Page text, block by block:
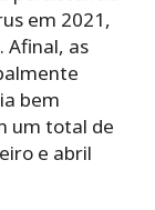
em 2021,
Afinal, as
bem
um total de
e abril